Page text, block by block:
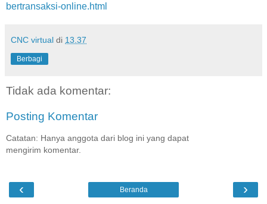
bertransaksi-online.html
CNC virtual di 13.37
Berbagi
Tidak ada komentar:
Posting Komentar
Catatan: Hanya anggota dari blog ini yang dapat
mengirim komentar.
‹ ›
Beranda